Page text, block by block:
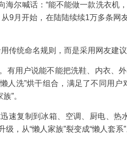
海尔喊话：“能不能做一款洗衣机
9月开始，在陆陆续续1万多条网
传统命名规则，而是采用网友建
有用户说能不能把洗鞋、内衣、
人洗”烘干组合，满足了不同用
”。
速复制到冰箱、空调、厨电、
级，从“懒人家族”裂变成“懒人套系